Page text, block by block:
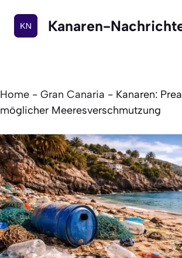
Inhalt
springen
Kanaren-
Home - Gran Canaria - Kanaren:
möglicher Meeresverschmutzung